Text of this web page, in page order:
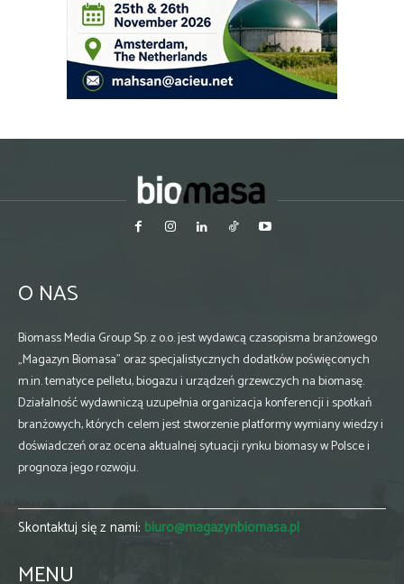
O NAS
Biomass Media Group Sp. z o.o. jest wydawcą czasopisma branżowego
„Magazyn Biomasa” oraz specjalistycznych dodatków poświęconych
m.in. tematyce pelletu, biogazu i urządzeń grzewczych na biomasę.
Działalność wydawniczą uzupełnia organizacja konferencji i spotkań
branżowych, których celem jest stworzenie platformy wymiany wiedzy i
doświadczeń oraz ocena aktualnej sytuacji rynku biomasy w Polsce i
prognoza jego rozwoju.
Skontaktuj się z nami: biuro@magazynbiomasa.pl
MENU